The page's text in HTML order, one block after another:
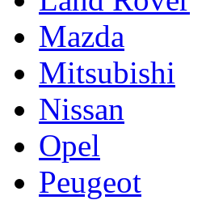
Mazda
Mitsubishi
Nissan
Opel
Peugeot